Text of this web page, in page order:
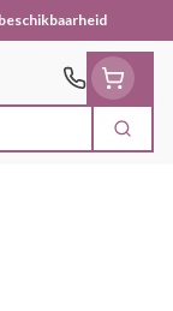
Zoek